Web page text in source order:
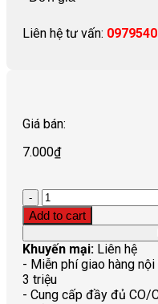
Liên hệ tư vấn:
Giá bán:
7.000₫
Quantity
Add to cart
Khuyến mại: Liên hệ
- Miễn phí giao hàng
3 triệu
- Cung cấp đầy đủ CO/